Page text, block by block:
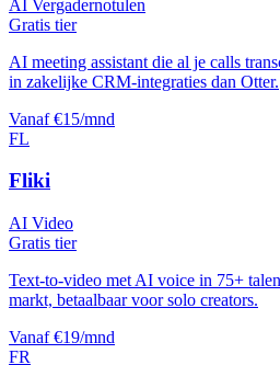
AI Vergadernotulen
Gratis tier
AI meeting assistant die al je calls
in zakelijke CRM-integraties dan Otter.
Vanaf €15/mnd
FL
Fliki
AI Video
Gratis tier
Text-to-video met AI voice in 75+
markt, betaalbaar voor solo creators.
Vanaf €19/mnd
FR